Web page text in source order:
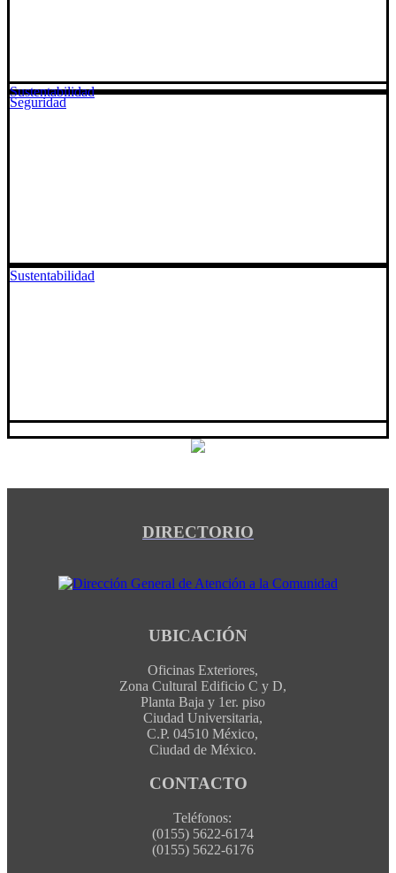
Seguridad
Sustentabilidad
Sustentabilidad
DIRECTORIO
UBICACIÓN
Oficinas Exteriores,
Zona Cultural Edificio C y D,
Planta Baja y 1er. piso
Ciudad Universitaria,
C.P. 04510 México,
Ciudad de México.
CONTACTO
Teléfonos:
(0155) 5622-6174
(0155) 5622-6176